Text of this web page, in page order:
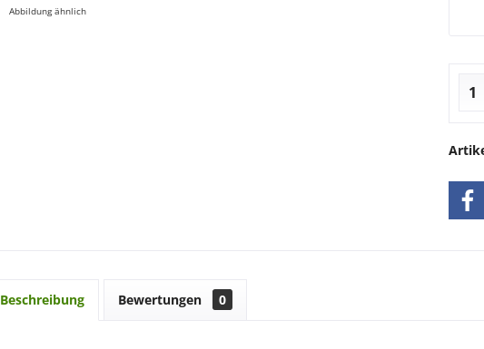
Abbildung ähnlich
Beschreibung Bewertungen 0